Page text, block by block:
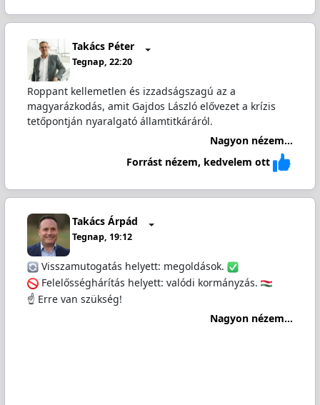
Takács Péter
Tegnap, 22:20
Roppant kellemetlen és izzadságszagú az a
magyarázkodás, amit Gajdos László elővezet a krízis
tetőpontján nyaralgató államtitkáráról.
Nagyon nézem...
Forrást nézem, kedvelem ott
Takács Árpád
Tegnap, 19:12
Visszamutogatás helyett: megoldások.
Felelősséghárítás helyett: valódi kormányzás.
☝️ Erre van szükség!
Nagyon nézem...